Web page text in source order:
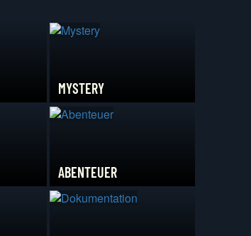
MYSTERY
ABENTEUER